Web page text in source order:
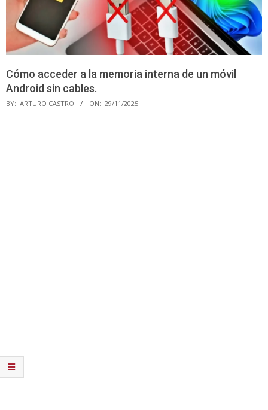
Cómo acceder a la memoria interna de un móvil
Android sin cables.
BY: ARTURO CASTRO ON: 29/11/2025